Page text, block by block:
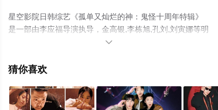
星空影院日韩综艺《孤单又灿烂的神：鬼怪十周年特辑》
是一部由李应福导演执导，金高银,李栋旭,孔刘,刘寅娜等明
星演员精彩演绎的韩国综艺，大结局剧情已揭晓（1-2全
电影网，更多相关信息可移步至豆瓣综艺、电视猫或剧情

猜你喜欢